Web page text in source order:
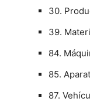
30.
39.
84.
85.
87.